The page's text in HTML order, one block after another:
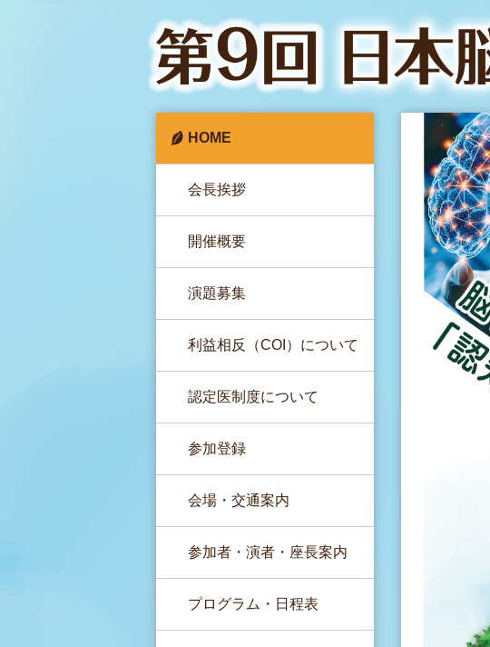
HOME
会長挨拶
開催概要
演題募集
利益相反（COI）について
認定医制度について
参加登録
会場・交通案内
参加者・演者・座長案内
プログラム・日程表